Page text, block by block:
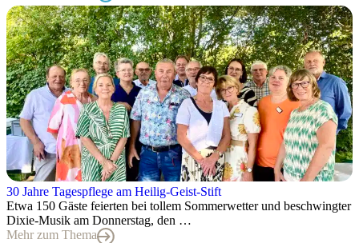
30 Jahre Tagespflege am Heilig-Geist-Stift
Etwa 150 Gäste feierten bei tollem Sommerwetter und beschwingter
Dixie-Musik am Donnerstag, den …
Mehr zum Thema